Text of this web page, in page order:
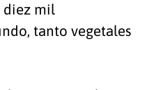
diez mil
tanto vegetales